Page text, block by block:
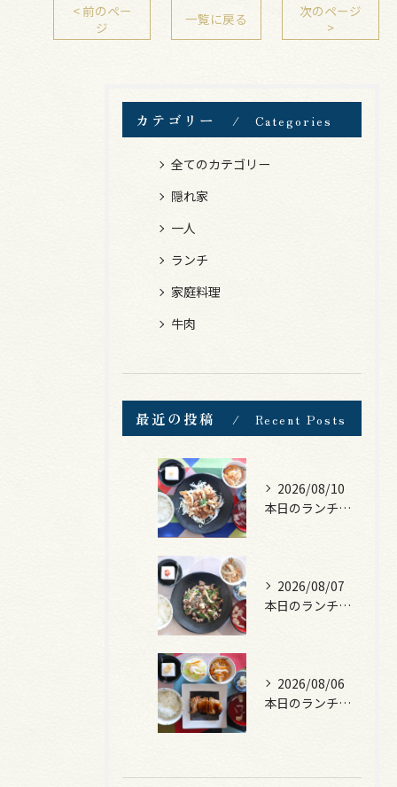
< 前のペー
ジ
一覧に戻る
次のページ
>
カテゴリー Categories
全てのカテゴリー
隠れ家
一人
ランチ
家庭料理
牛肉
最近の投稿 Recent Posts
2026/08/10
本日のランチは、豚の生姜焼き！
2026/08/07
本日のランチは、黒毛和牛のチャプチェ！
2026/08/06
本日のランチは、照焼きチキン！